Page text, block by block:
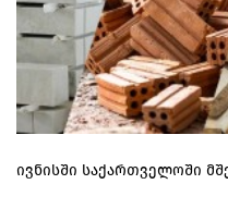
ივნისში საქართველოში